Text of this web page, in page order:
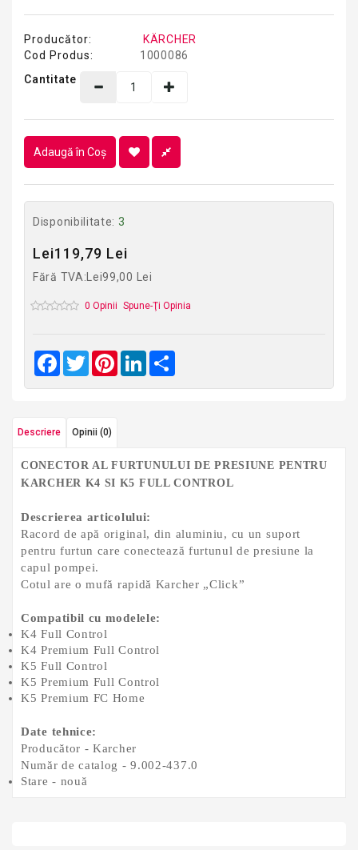
Producător:
KÄRCHER
Cod Produs:
1000086
Cantitate
Adaugă în Coş
Disponibilitate: 3
Lei119,79 Lei
Fără TVA:Lei99,00 Lei
0 Opinii Spune-Ţi Opinia
Facebook
TwitterPinterestLinkedIn
Descriere Opinii (0)
CONECTOR AL FURTUNULUI DE PRESIUNE PENTRU
KARCHER K4 SI K5 FULL CONTROL
Descrierea articolului:
Racord de apă original, din aluminiu, cu un suport
pentru furtun care conectează furtunul de presiune la
capul pompei.
Cotul are o mufă rapidă Karcher „Click”
Compatibil cu modelele:
K4 Full Control
K4 Premium Full Control
K5 Full Control
K5 Premium Full Control
K5 Premium FC Home
Date tehnice:
Producător - Karcher
Număr de catalog - 9.002-437.0
Stare - nouă